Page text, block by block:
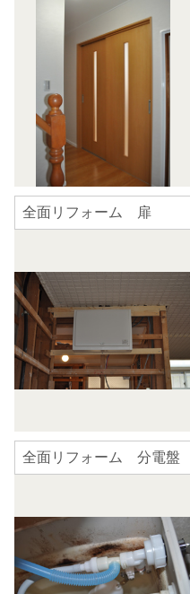
全面リフォーム 扉
全面リフォーム 分電盤